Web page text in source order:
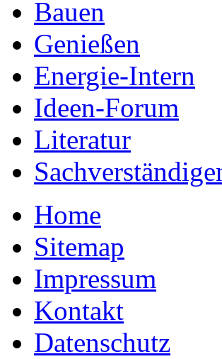
Bauen
Genießen
Energie-Intern
Ideen-Forum
Literatur
Home
Sitemap
Impressum
Kontakt
Datenschutz